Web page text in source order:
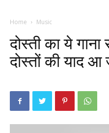
Home Music
दोस्ती का ये
दोस्तों की याद आ